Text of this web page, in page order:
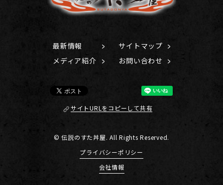
最新情報
メディア紹介
サイトマップ
お問い合わせ
サイトURLをコピーして共有
© 伝説のすた丼屋. All Rights Reserved.
プライバシーポリシー
会社情報